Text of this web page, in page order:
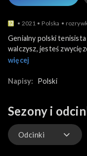
2021 Polska
Genialny polski
walczysz, jesteś
naszym programie,
dziś udział: Marzena –
logistyki.
więcej
Napisy: Polski
Sezony i
Odcinki